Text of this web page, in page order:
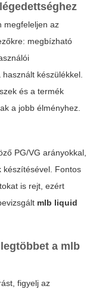
megfeleljen az
megbízható
készülékkel.
és a termék
a jobb élményhez.
PG/VG arányokkal,
készítésével. Fontos
is rejt, ezért
mlb liquid
a mlb
figyelj az